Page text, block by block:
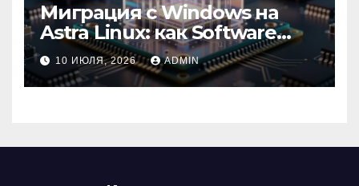
Миграция с Windows на
Astra Linux: как Software
Group успешно перешла на
отечественную ОС
10 ИЮЛЯ, 2026 ADMIN